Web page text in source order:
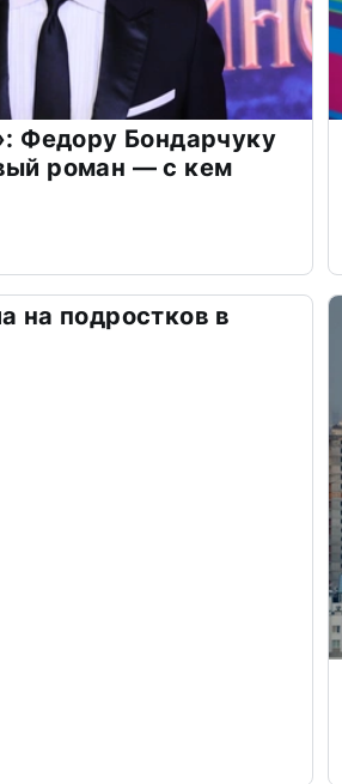
Федору Бондарчуку
роман — с кем
на подростков в